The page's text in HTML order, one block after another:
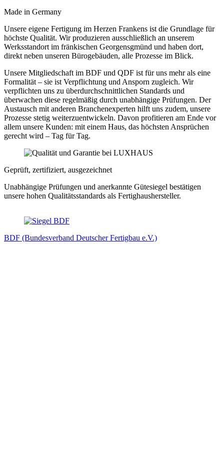
Made in Germany
Unsere eigene Fertigung im Herzen Frankens ist die Grundlage für
höchste Qualität. Wir produzieren ausschließlich an unserem
Werksstandort im fränkischen Georgensgmünd und haben dort,
direkt neben unseren Bürogebäuden, alle Prozesse im Blick.
Unsere Mitgliedschaft im BDF und QDF ist für uns mehr als eine
Formalität – sie ist Verpflichtung und Ansporn zugleich. Wir
verpflichten uns zu überdurchschnittlichen Standards und
überwachen diese regelmäßig durch unabhängige Prüfungen. Der
Austausch mit anderen Branchenexperten hilft uns zudem, unsere
Prozesse stetig weiterzuentwickeln. Davon profitieren am Ende vor
allem unsere Kunden: mit einem Haus, das höchsten Ansprüchen
gerecht wird – Tag für Tag.
Geprüft, zertifiziert, ausgezeichnet
Unabhängige Prüfungen und anerkannte Gütesiegel bestätigen
unsere hohen Qualitätsstandards als Fertighaushersteller.
BDF (Bundesverband Deutscher Fertigbau e.V.)